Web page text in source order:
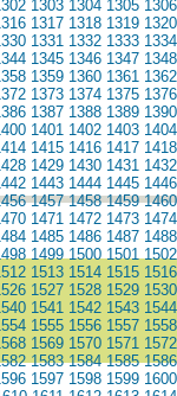
1303 1304 1305 1306
1317 1318 1319 1320
1331 1332 1333 1334
1345 1346 1347 1348
1359 1360 1361 1362
1373 1374 1375 1376
1387 1388 1389 1390
1401 1402 1403 1404
1415 1416 1417 1418
1429 1430 1431 1432
1443 1444 1445 1446
1457 1458 1459 1460
1471 1472 1473 1474
1485 1486 1487 1488
1499 1500 1501 1502
1513 1514 1515 1516
1527 1528 1529 1530
1541 1542 1543 1544
1555 1556 1557 1558
1569 1570 1571 1572
1583 1584 1585 1586
1597 1598 1599 1600